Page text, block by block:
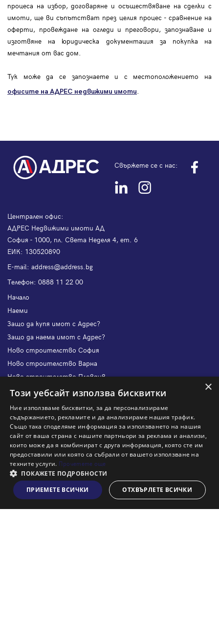
Виж на картата
процеса на избор, договаряне и осъществяване на сделки с
имоти, ще ви съпътстват през целия процес - сравнение на
оферти, провеждане на огледи и преговори, запознаване и
изготвяне на юридическа документация за покупка на
мечтания от вас дом.
Тук може да се запознаете и с местоположението на
офисите на АДРЕС недвижими имоти.
Свържете се с нас:
Централен офис:
АДРЕС Недвижими имоти АД
София - 1000, пл. Света Неделя 4, ет. 6
ЕИК: 130520890
Е-mail: address@address.bg
Телефон: 0888 11 22 00
Начало
Наеми
Защо да купя имот с Адрес?
Защо да наема имот с Адрес?
Ново строителство София
Ново строителство Варна
Ново строителство Пловдив
Ново строителство Бургас
Защо да отдам имот с Адрес?
Наши офиси
Кариери
Кои сме ние?
Франчайз
Блог
Искаш ли да получаваш актуална информация за пазара
на недвижими имоти?
×
Този уебсайт използва бисквитки
Ние използваме бисквитки, за да персонализираме
съдържанието, рекламите и да анализираме нашия трафик.
Също така споделяме информация за използването на нашия
сайт от ваша страна с нашите партньори за реклама и анализи,
които може да я комбинират с друга информация, която сте им
предоставили или която са събрали от вашето използване на
техните услуги. Прочетете още
ПОКАЖЕТЕ ПОДРОБНОСТИ
ПРИЕМЕТЕ ВСИЧКИ
ОТХВЪРЛЕТЕ ВСИЧКИ